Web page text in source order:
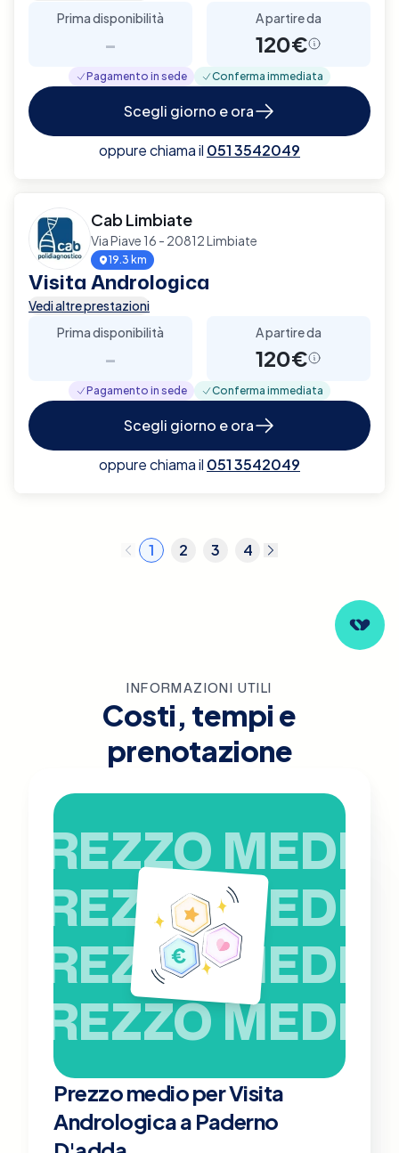
Prima disponibilità
-
A partire da
120€
Pagamento in sede Conferma immediata
Scegli giorno e ora
oppure chiama il 051 3542049
Cab Limbiate
Via Piave 16 - 20812 Limbiate
19.3 km
Visita Andrologica
Vedi altre prestazioni
Prima disponibilità
-
A partire da
120€
Pagamento in sede Conferma immediata
Scegli giorno e ora
oppure chiama il 051 3542049
1 2 3 4
INFORMAZIONI UTILI
Costi, tempi e
prenotazione
PREZZO MEDIO
PREZZO MEDIO
PREZZO MEDIO
PREZZO MEDIO
Prezzo medio per Visita
Andrologica a Paderno